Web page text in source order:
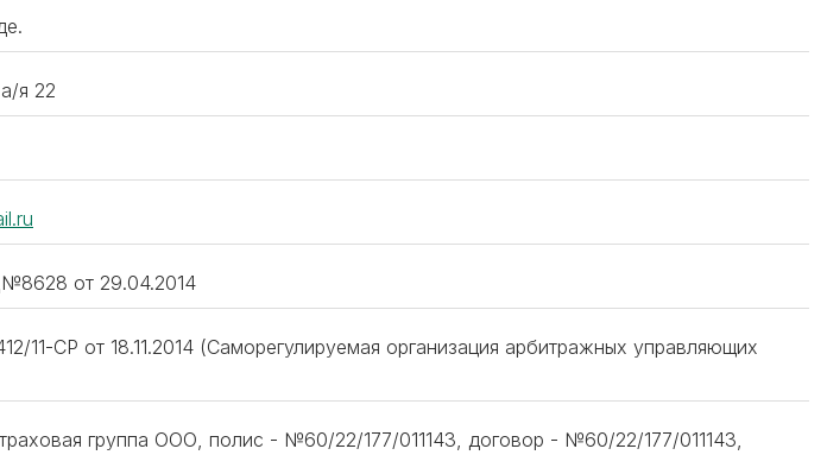
я 22
от 29.04.2014
11-СР от 18.11.2014 (Саморегулируемая организация арбитражных управляющих
группа ООО, полис - №60/22/177/011143, договор - №60/22/177/011143,